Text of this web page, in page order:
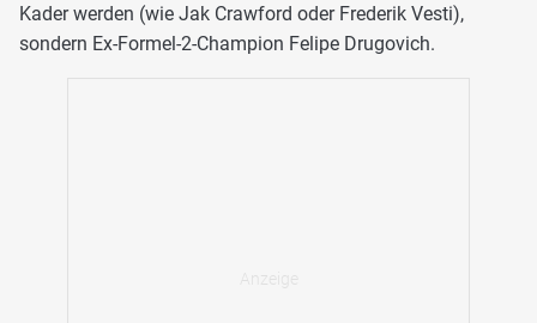
Kader werden (wie Jak Crawford oder Frederik Vesti),
sondern Ex-Formel-2-Champion Felipe Drugovich.